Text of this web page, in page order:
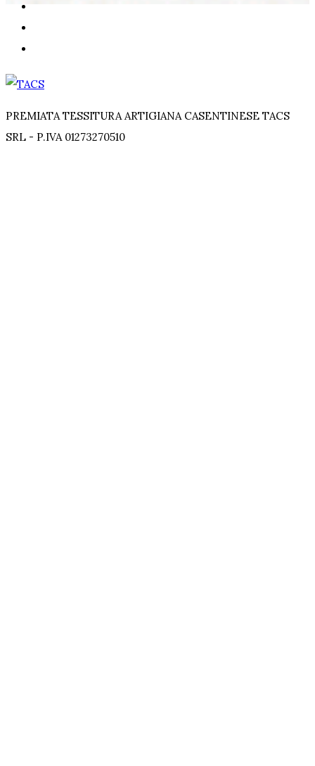
PREMIATA TESSITURA ARTIGIANA CASENTINESE TACS
SRL - P.IVA 01273270510